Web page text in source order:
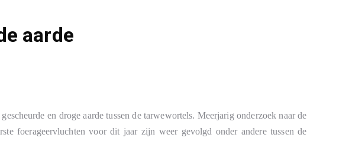
aarde
en droge aarde tussen de tarwewortels. Meerjarig onderzoek naar de
foerageervluchten voor dit jaar zijn weer gevolgd onder andere tussen de